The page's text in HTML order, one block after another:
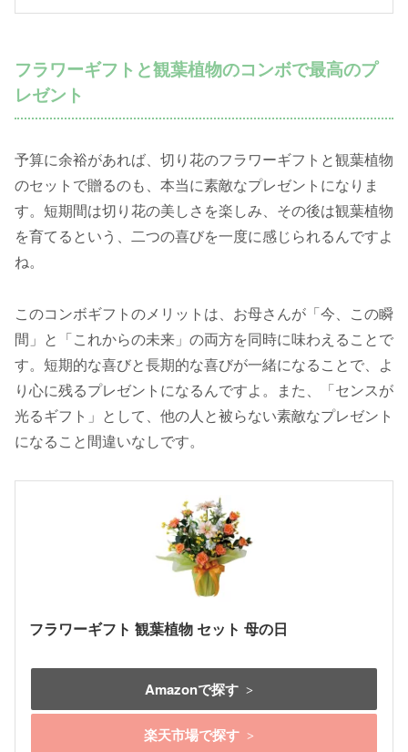
フラワーギフトと観葉植物のコンボで最高のプ
レゼント
予算に余裕があれば、切り花のフラワーギフトと観葉植物
のセットで贈るのも、本当に素敵なプレゼントになりま
す。短期間は切り花の美しさを楽しみ、その後は観葉植物
を育てるという、二つの喜びを一度に感じられるんですよ
ね。
このコンボギフトのメリットは、お母さんが「今、この瞬
間」と「これからの未来」の両方を同時に味わえることで
す。短期的な喜びと長期的な喜びが一緒になることで、よ
り心に残るプレゼントになるんですよ。また、「センスが
光るギフト」として、他の人と被らない素敵なプレゼント
になること間違いなしです。
フラワーギフト 観葉植物 セット 母の日
Amazonで探す
楽天市場で探す